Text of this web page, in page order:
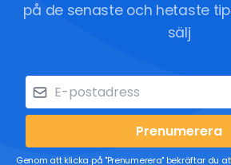
på de senaste och hetaste
sälj
Prenumerera
Genom att klicka på "Prenumerera" bekräftar du